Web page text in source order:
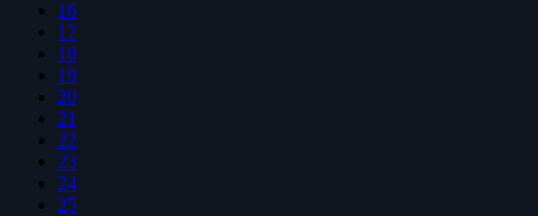
16
17
18
19
20
21
22
23
24
25